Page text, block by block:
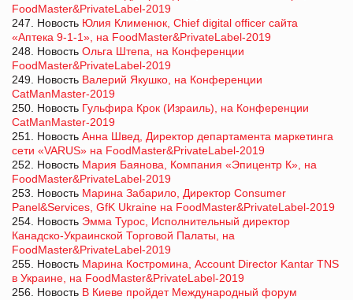
FoodMaster&PrivateLabel-2019
247. Новость Юлия Клименюк, Chief digital officer сайта
«Аптека 9-1-1», на FoodMaster&PrivateLabel-2019
248. Новость Ольга Штепа, на Конференции
FoodMaster&PrivateLabel-2019
249. Новость Валерий Якушко, на Конференции
CatManMaster-2019
250. Новость Гульфира Крок (Израиль), на Конференции
CatManMaster-2019
251. Новость Анна Швед, Директор департамента маркетинга
сети «VARUS» на FoodMaster&PrivateLabel-2019
252. Новость Мария Баянова, Компания «Эпицентр К», на
FoodMaster&PrivateLabel-2019
253. Новость Марина Забарило, Директор Consumer
Panel&Services, GfK Ukraine на FoodMaster&PrivateLabel-2019
254. Новость Эмма Турос, Исполнительный директор
Канадско-Украинской Торговой Палаты, на
FoodMaster&PrivateLabel-2019
255. Новость Марина Костромина, Account Director Kantar TNS
в Украине, на FoodMaster&PrivateLabel-2019
256. Новость В Киеве пройдет Международный форум